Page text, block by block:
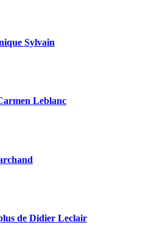
Sylvain
Leblanc
de Didier Leclair